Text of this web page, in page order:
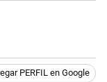
PERFIL en Google